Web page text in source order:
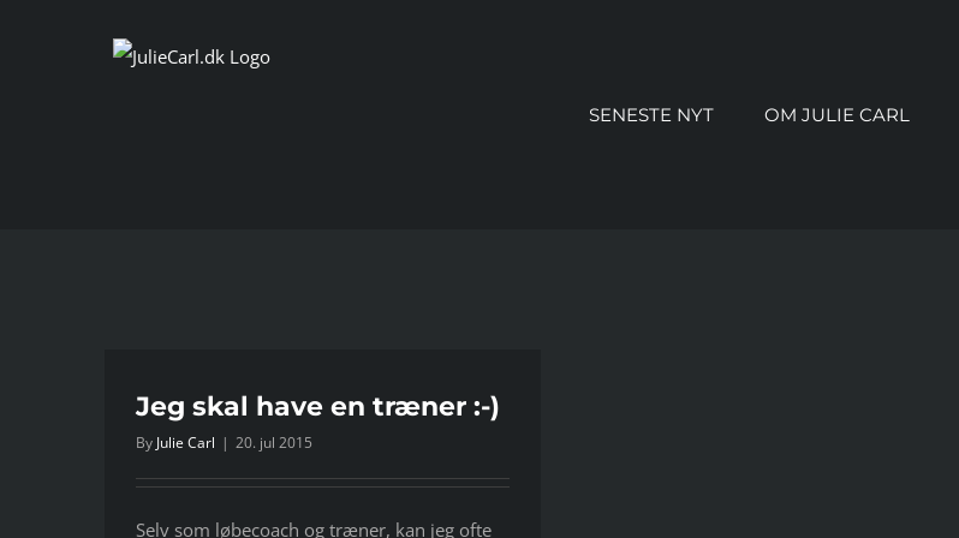
SENESTE NYT OM JULIE CARL
Jeg skal have en træner :-)
By Julie Carl | 20. jul 2015
Selv som løbecoach og træner, kan jeg ofte